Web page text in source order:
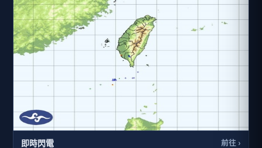
即時閃電 前往 ›